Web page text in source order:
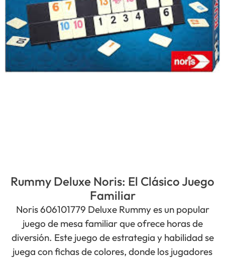
Rummy Deluxe Noris: El Clásico Juego
Familiar
Noris 606101779 Deluxe Rummy es un popular
juego de mesa familiar que ofrece horas de
diversión. Este juego de estrategia y habilidad se
juega con fichas de colores, donde los jugadores